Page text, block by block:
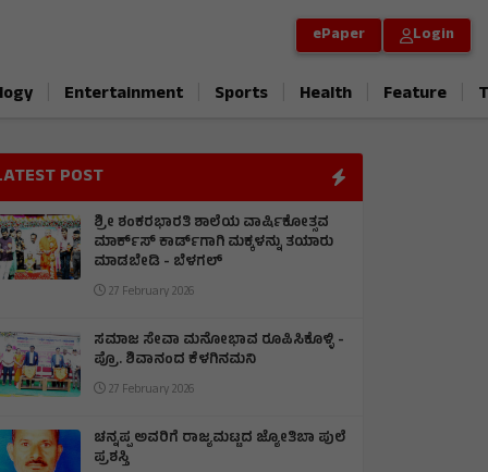
ePaper Login
Entertainment Sports Health Feature
POST
ಶ್ರೀ ಶಂಕರಭಾರತಿ ಶಾಲೆಯ ವಾರ್ಷಿಕೋತ್ಸವ
ಮಾರ್ಕ್‌ಸ್‌ ಕಾರ್ಡ್‌ಗಾಗಿ ಮಕ್ಕಳನ್ನು ತಯಾರು
ಮಾಡಬೇಡಿ - ಬೆಳಗಲ್
27 February 2026
ಸಮಾಜ ಸೇವಾ ಮನೋಭಾವ ರೂಪಿಸಿಕೊಳ್ಳಿ -
ಪ್ರೊ. ಶಿವಾನಂದ ಕೆಳಗಿನಮನಿ
27 February 2026
ಚನ್ನಪ್ಪ ಅವರಿಗೆ ರಾಜ್ಯಮಟ್ಟದ ಜ್ಯೋತಿಬಾ ಪುಲೆ
ಪ್ರಶಸ್ತಿ